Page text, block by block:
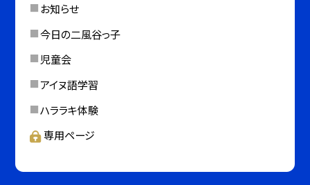
お知らせ
今日の二風谷っ子
児童会
アイヌ語学習
ハララキ体験
専用ページ